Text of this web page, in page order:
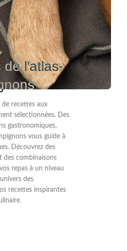
l′atlas-
recettes aux
sélectionnées. Des
gastronomiques,
vous guide à
Découvrez des
des combinaisons
repas à un niveau
des
recettes inspirantes